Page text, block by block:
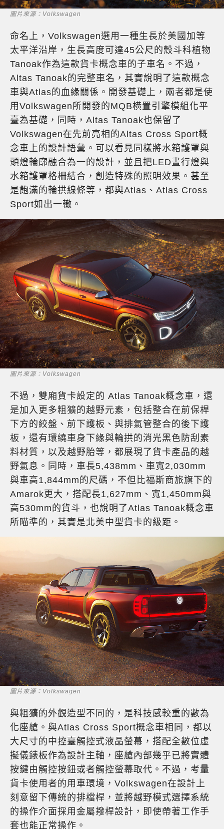
圖片來源：Volkswagen
命名上，Volkswagen選用一種生長於美國加等
太平洋沿岸，生長高度可達45公尺的殼斗科植物
Tanoak作為這款貨卡概念車的子車名。不過，
Altas Tanoak的完整車名，其實說明了這款概念
車與Atlas的血緣關係。開發基礎上，兩者都是使
用Volkswagen所開發的MQB橫置引擎模組化平
臺為基礎，同時，Altas Tanoak也保留了
Volkswagen在先前亮相的Altas Cross Sport概
念車上的設計語彙。可以看見同樣將水箱護罩與
頭燈輪廓融合為一的設計，並且把LED晝行燈與
水箱護罩格柵結合，創造特殊的照明效果。甚至
是飽滿的輪拱線條等，都與Atlas、Atlas Cross
Sport如出一轍。
圖片來源：Volkswagen
不過，雙廂貨卡設定的 Atlas Tanoak概念車，還
是加入更多粗獷的越野元素，包括整合在前保桿
下方的絞盤、前下護板、與排氣管整合的後下護
板，還有環繞車身下緣與輪拱的消光黑色防刮素
料材質，以及越野胎等，都展現了貨卡產品的越
野氣息。同時，車長5,438mm、車寬2,030mm
與車高1,844mm的尺碼，不但比福斯商旅旗下的
Amarok更大，搭配長1,627mm、寬1,450mm與
高530mm的貨斗，也說明了Atlas Tanoak概念車
所瞄準的，其實是北美中型貨卡的級距。
圖片來源：Volkswagen
與粗獷的外觀造型不同的，是科技感較重的數為
化座艙。與Atlas Cross Sport概念車相同，都以
大尺寸的中控臺觸控式液晶螢幕，搭配全數位虛
擬儀錶板作為設計主軸，座艙內部幾乎已將實體
按鍵由觸控按鈕或者觸控螢幕取代。不過，考量
貨卡使用者的用車環境，Volkswagen在設計上
刻意留下傳統的排檔桿，並將越野模式選擇系統
的操作介面採用金屬撥桿設計，即使帶著工作手
套也能正常操作。